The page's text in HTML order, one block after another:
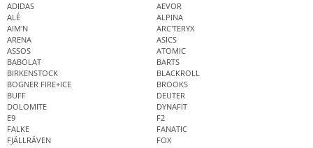
ADIDAS
AEVOR
ALÉ
ALPINA
AIM'N
ARC'TERYX
ARENA
ASICS
ASSOS
ATOMIC
BABOLAT
BARTS
BIRKENSTOCK
BLACKROLL
BOGNER FIRE+ICE
BROOKS
BUFF
DEUTER
DOLOMITE
DYNAFIT
E9
F2
FALKE
FANATIC
FJÄLLRÄVEN
FOX